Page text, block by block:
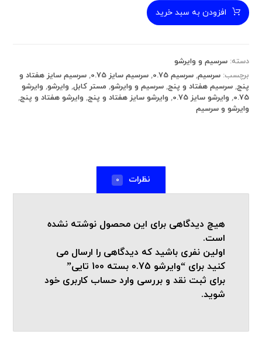
افزودن به سبد خرید
دسته:سرسیم و وایرشو
برچسب:سرسیم,سرسیم 0.75 ,سرسیم سایز 0.75 ,سرسیم سایز هفتاد و
پنج,سرسیم هفتاد و پنج,سرسیم و وایرشو, مستر کابل, وایرشو, وایرشو
0.75
, وایرشو سایز 0.75 , وایرشو سایز هفتاد و پنج, وایرشو هفتاد و پنج,
وایرشو و سرسیم
نظرات 0
هیچ دیدگاهی برای این محصول نوشته نشده
است.
اولین نفری باشید که دیدگاهی را ارسال می
کنید برای “وایرشو 0.75 بسته 100 تایی”
برای ثبت نقد و بررسی وارد حساب کاربری خود
شوید.